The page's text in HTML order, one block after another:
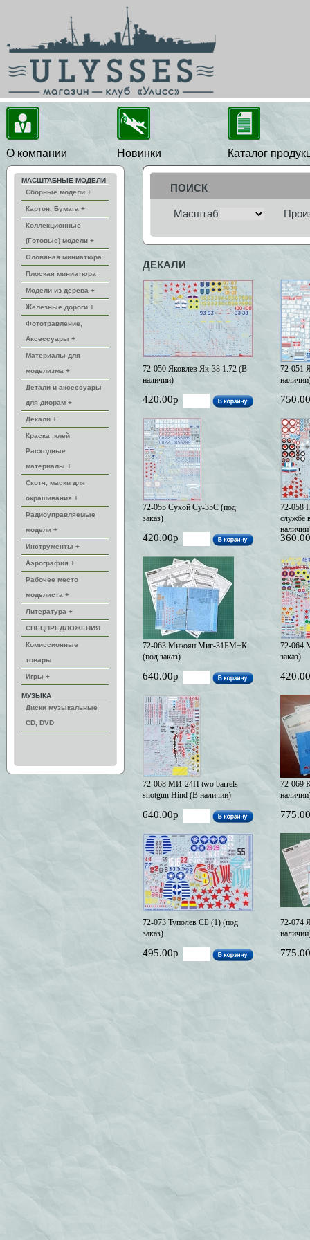
О компании Новинки Каталог
МАСШТАБНЫЕ МОДЕЛИ
Сборные модели +
Картон, Бумага +
Коллекционные
(Готовые) модели +
Оловяная миниатюра
Плоская миниатюра
Модели из дерева +
Железные дороги +
Фототравление,
Аксессуары +
Материалы для
моделизма +
Детали и аксессуары
для диорам +
Декали +
Краска ,клей
Расходные
материалы +
Скотч, маски для
окрашивания +
Радиоуправляемые
модели +
Инструменты +
Аэрография +
Рабочее место
моделиста +
Литература +
СПЕЦПРЕДЛОЖЕНИЯ
Комиссионные
товары
Игры +
МУЗЫКА
Диски музыкальные
CD, DVD
ПОИСК
Масштаб
ДЕКАЛИ
72-050 Яковлев Як-38 1.72 (В
наличии)
420.00р
72-051
72-055 Сухой Су-35С (под
заказ)
420.00р
72-058
службе
72-063 Микоян Миг-31БМ+К
(под заказ)
640.00р
72-064
заказ)
72-068 МИ-24П two barrels
shotgun Hind (В наличии)
640.00р
72-069
72-073 Туполев СБ (1) (под
заказ)
495.00р
72-074